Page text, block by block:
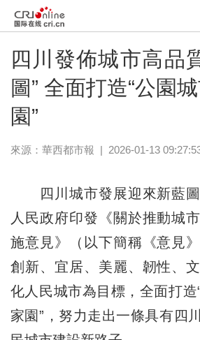
四川發佈城市高品
圖” 全面打造“公園
園”
來源： 華西都市報 | 2026-01-13
四川城市發展迎來新藍圖
人民政府印發《關於推動城
施意見》（以下簡稱《意見
創新、宜居、美麗、韌性、
化人民城市為目標，全面打造
家園”，努力走出一條具有四